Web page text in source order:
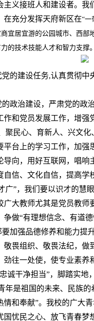
主义接班人和建设者。
在充分发挥天府新区在“一
宜居宜游的公园城市、西
的技术技能人才和智力支撑。
的建设任务,认真贯彻
政治建设，严肃党的政
和党员发展工作，增强
聚民心、育新人、兴文
平台上的学习工作，加
导向，用好互联网，唱
自信、文化自信，提高学
广”，我们要以识才的慧
大教师尤其是党员教师
做“有理想信念、有道
加强品德修养和能力提
敬畏组织、敬畏法纪，
劲往一处使，使专业素
诚干净担当”，脚踏实地
年是祖国的未来、民族
情和奉献”。我校的广大
国忧民之心、放飞青春